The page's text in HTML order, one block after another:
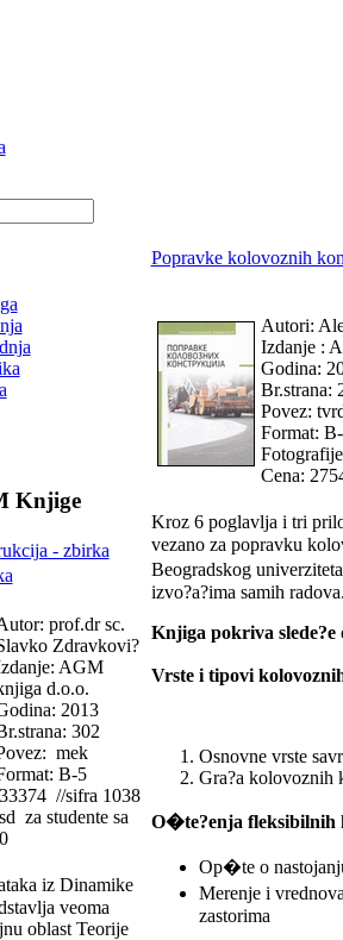
Knjige
- zbirka
prof.dr sc.
Zdravkovi?
AGM
d.o.o.
2013
302
mek
B-5
//sifra 1038
za studente sa
iz Dinamike
veoma
oblast Teorije
Popravke kolovoznih
Autori:
Izdanje :
Godina:
Br.strana:
Povez:
Format:
Cena:
Kroz 6 poglavlja i tri
vezano za popravku
Beogradskog
izvo?a?ima samih radova.
Knjiga pokriva slede?e
Vrste i tipovi
Osnovne vrste
Gra?a kolovoznih
O�te?enja fleksibilnih
Op�te o
Merenje i
zastorima